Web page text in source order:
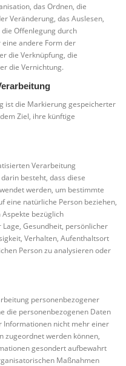
das Ordnen, die
Veränderung, das Auslesen,
Offenlegung durch
andere Form der
die Verknüpfung, die
die Vernichtung.
ist die Markierung gespeicherter
Ziel, ihre künftige
Verarbeitung
besteht, dass diese
werden, um bestimmte
eine natürliche Person beziehen,
bezüglich
Gesundheit, persönlicher
Verhalten, Aufenthaltsort
Person zu analysieren oder
personenbezogener
die personenbezogenen Daten
Informationen nicht mehr einer
zugeordnet werden können,
gesondert aufbewahrt
Maßnahmen